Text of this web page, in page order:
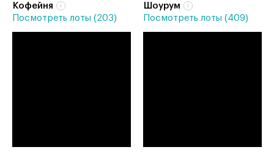
Кофейня
Посмотреть лоты (203)
Шоурум
Посмотреть лоты (409)